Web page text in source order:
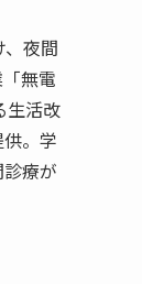
夜間
無電
生活改
。学
療が